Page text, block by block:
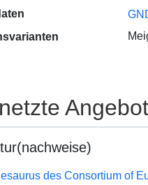
des Consortium of